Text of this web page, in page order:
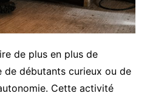
de plus en plus de
de débutants curieux ou de
Cette activité